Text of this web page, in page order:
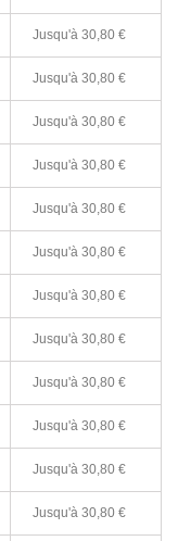
Jusqu'à 30,80 €
Jusqu'à 30,80 €
Jusqu'à 30,80 €
Jusqu'à 30,80 €
Jusqu'à 30,80 €
Jusqu'à 30,80 €
Jusqu'à 30,80 €
Jusqu'à 30,80 €
Jusqu'à 30,80 €
Jusqu'à 30,80 €
Jusqu'à 30,80 €
Jusqu'à 30,80 €